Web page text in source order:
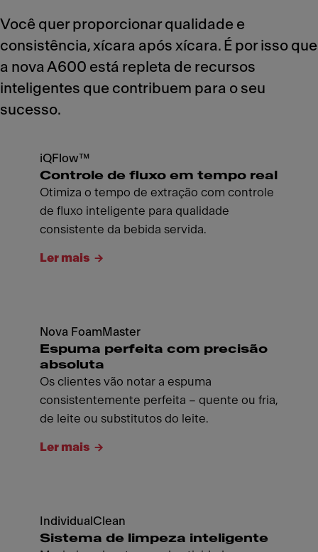
Você quer proporcionar qualidade e
consistência, xícara após xícara. É por isso que
a nova A600 está repleta de recursos
inteligentes que contribuem para o seu
sucesso.
iQFlow™
Controle de fluxo em tempo real
Otimiza o tempo de extração com controle
de fluxo inteligente para qualidade
consistente da bebida servida.
Ler mais
Nova FoamMaster
Espuma perfeita com precisão
absoluta
Os clientes vão notar a espuma
consistentemente perfeita – quente ou fria,
de leite ou substitutos do leite.
Ler mais
IndividualClean
Sistema de limpeza inteligente